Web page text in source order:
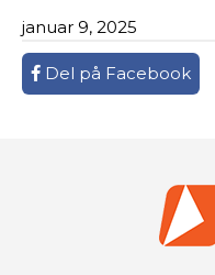
januar 9, 2025
Del på Facebook